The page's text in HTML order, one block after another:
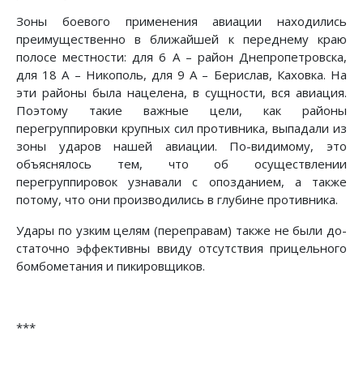
Зоны боевого применения авиации находились
преимуще­ственно в ближайшей к переднему краю
полосе местности: для 6 А – район Днепропетровска,
для 18 А – Никополь, для 9 А – Берислав, Каховка. На
эти районы была нацелена, в сущности, вся авиация.
Поэтому такие важные цели, как районы
перегруппировки крупных сил противника, выпадали из
зоны ударов нашей авиации. По-видимому, это
объясня­лось тем, что об осуществлении
перегруппировок узнавали с опозданием, а также
потому, что они производились в глу­бине противника.
Удары по узким целям (переправам) также не были до­
статочно эффективны ввиду отсутствия прицельного
бомбоме­тания и пикировщиков.
***